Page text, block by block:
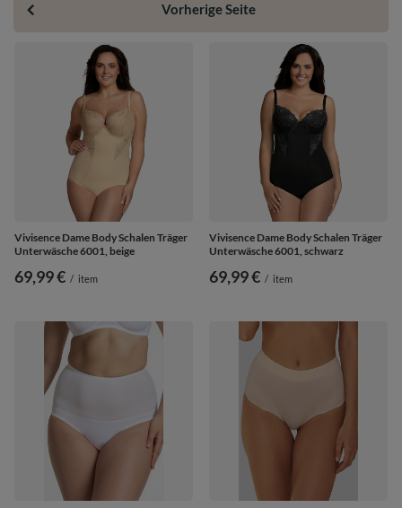
Vorherige Seite
Vivisence Dame Body Schalen Träger
Unterwäsche 6001, beige
69,99 € / item
Vivisence Dame Body Schalen Träger
Unterwäsche 6001, schwarz
69,99 € / item